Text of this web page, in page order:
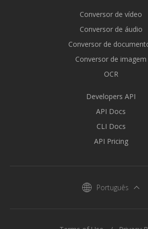
Conversor de vídeo
Conversor de áudio
Conversor de
Conversor de imagem
OCR
Developers API
API Docs
CLI Docs
API Pricing
Português